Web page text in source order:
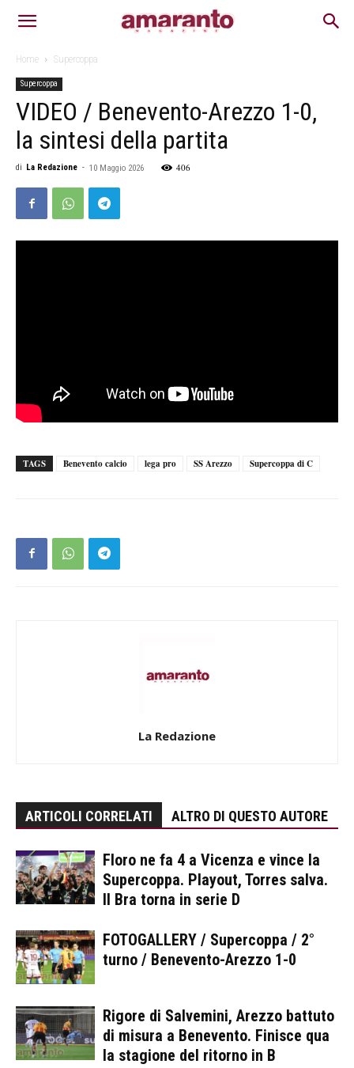
Home Supercoppa
Supercoppa
VIDEO / Benevento-Arezzo 1-0,
la sintesi della partita
di La Redazione - 10 Maggio 2026 406
TAGS Benevento calcio lega pro SS Arezzo Supercoppa di C
La Redazione
ARTICOLI CORRELATI ALTRO DI QUESTO AUTORE
Floro ne fa 4 a Vicenza e vince la
Supercoppa. Playout, Torres salva.
Il Bra torna in serie D
FOTOGALLERY / Supercoppa / 2°
turno / Benevento-Arezzo 1-0
Rigore di Salvemini, Arezzo battuto
di misura a Benevento. Finisce qua
la stagione del ritorno in B